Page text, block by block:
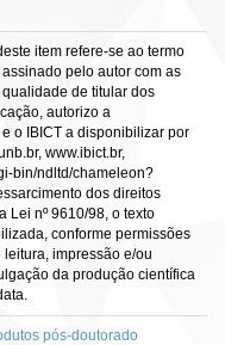
item refere-se ao termo
pelo autor com as
de titular dos
autorizo a
o IBICT a disponibilizar por
www.ibict.br,
bin/ndltd/chameleon?
dos direitos
Lei nº 9610/98, o texto
conforme permissões
impressão e/ou
da produção científica
pós-doutorado